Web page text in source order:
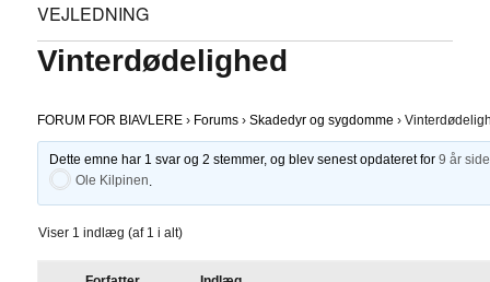
VEJLEDNING
Vinterdødelighed
FORUM FOR BIAVLERE › Forums › Skadedyr og sygdomme ›
Dette emne har 1 svar og 2 stemmer, og blev senest opdateret for 9 år
Ole Kilpinen
Viser 1 indlæg (af 1 i alt)